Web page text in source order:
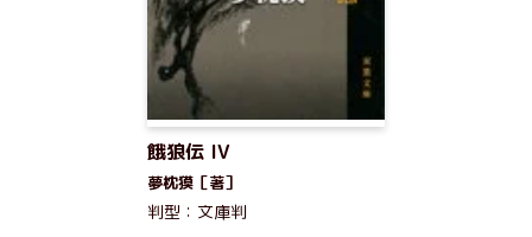
餓狼伝 IV
夢枕獏［著］
判型：文庫判